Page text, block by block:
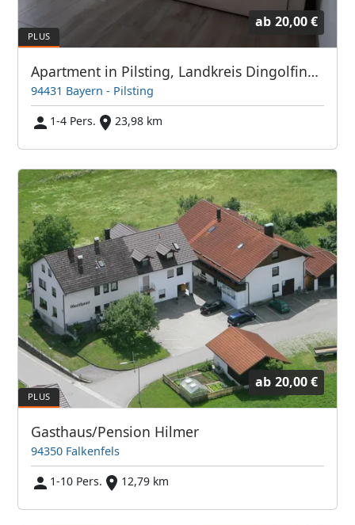
ab 20,00 €
Apartment in Pilsting, Landkreis Dingolfing-Landau
94431 Bayern - Pilsting
1-4 Pers.
23,98 km
ab 20,00 €
Gasthaus/Pension Hilmer
94350 Falkenfels
1-10 Pers.
12,79 km